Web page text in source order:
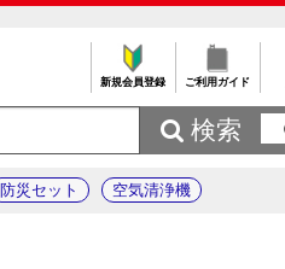
新規会員登録 ご利用ガイド
 検索
防災セット 空気清浄機